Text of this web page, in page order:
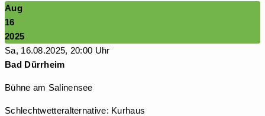
Aug
16
2025
Sa, 16.08.2025, 20:00 Uhr
Bad Dürrheim
Bühne am Salinensee
Schlechtwetteralternative: Kurhaus